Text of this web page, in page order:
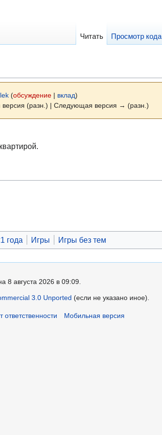
(обсуждение| вклад)
версия (разн.) | Следующая версия → (разн.)
года Игры Игры без тем
Читать Просмотр кода
8 августа 2026 в 09:09.
3.0 Unported (если не указано иное).
ответственности Мобильная версия